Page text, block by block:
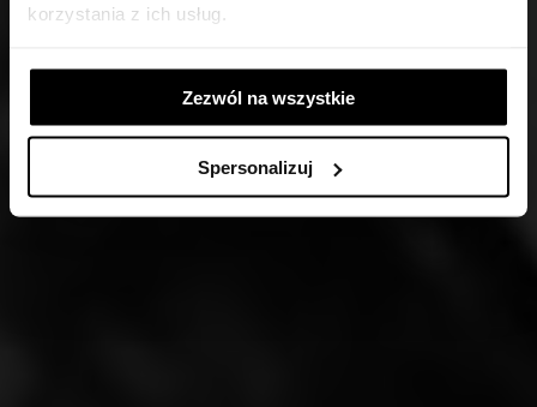
korzystania z ich usług.
Zezwól na wszystkie
Spersonalizuj
W RAMACH PREMIERY „PLATH” W REŻYSERII